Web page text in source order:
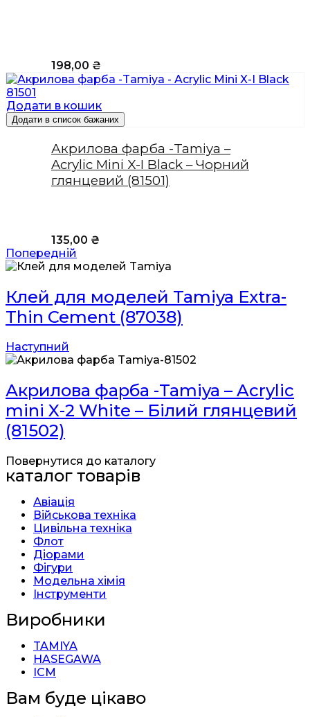
198,00 ₴
Додати в кошик
Додати в список бажаних
Акрилова фарба -Tamiya –
Acrylic Mini X-I Black – Чорний
глянцевий (81501)
135,00 ₴
Попередній
Клей для моделей Tamiya Extra-
Thin Cement (87038)
Наступний
Акрилова фарба -Tamiya – Acrylic
mini X-2 White – Білий глянцевий
(81502)
Повернутися до каталогу
каталог товарів
Авіація
Військова техніка
Цивільна техніка
Флот
Діорами
Фігури
Модельна хімія
Інструменти
Виробники
TAMIYA
HASEGAWA
ICM
Вам буде цікаво